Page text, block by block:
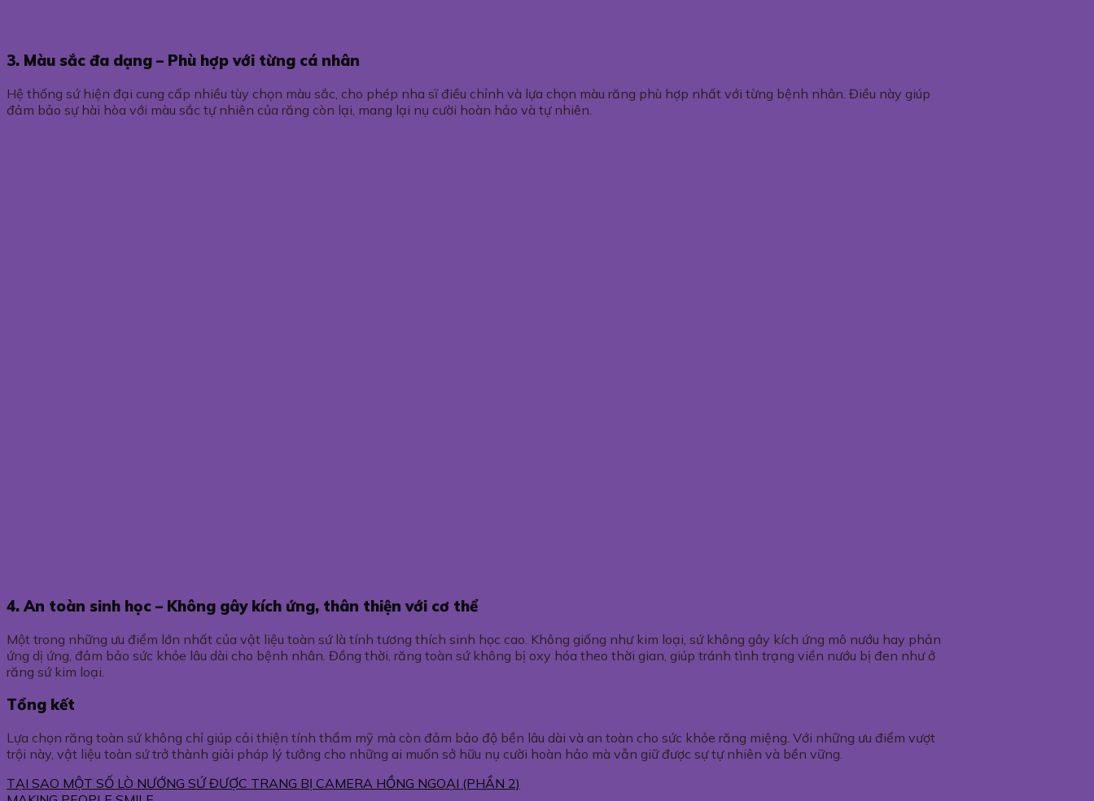
3. Màu sắc đa dạng – Phù hợp với từng cá nhân
Hệ thống sứ hiện đại cung cấp nhiều tùy chọn màu sắc, cho phép nha sĩ điều chỉnh và lựa chọn màu răng phù hợp nhất với từng bệnh nhân. Điều này giúp
đảm bảo sự hài hòa với màu sắc tự nhiên của răng còn lại, mang lại nụ cười hoàn hảo và tự nhiên.
4. An toàn sinh học – Không gây kích ứng, thân thiện với cơ thể
Một trong những ưu điểm lớn nhất của vật liệu toàn sứ là tính tương thích sinh học cao. Không giống như kim loại, sứ không gây kích ứng mô nướu hay phản
ứng dị ứng, đảm bảo sức khỏe lâu dài cho bệnh nhân. Đồng thời, răng toàn sứ không bị oxy hóa theo thời gian, giúp tránh tình trạng viền nướu bị đen như ở
răng sứ kim loại.
Tổng kết
Lựa chọn răng toàn sứ không chỉ giúp cải thiện tính thẩm mỹ mà còn đảm bảo độ bền lâu dài và an toàn cho sức khỏe răng miệng. Với những ưu điểm vượt
trội này, vật liệu toàn sứ trở thành giải pháp lý tưởng cho những ai muốn sở hữu nụ cười hoàn hảo mà vẫn giữ được sự tự nhiên và bền vững.
TẠI SAO MỘT SỐ LÒ NƯỚNG SỨ ĐƯỢC TRANG BỊ CAMERA HỒNG NGOẠI (PHẦN 2)